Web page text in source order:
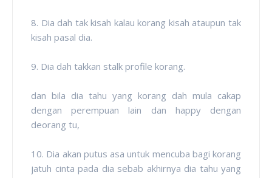
8. Dia dah tak kisah kalau korang kisah ataupun tak
kisah pasal dia.
9. Dia dah takkan stalk profile korang.
dan bila dia tahu yang korang dah mula cakap
dengan perempuan lain dan happy dengan
deorang tu,
10. Dia akan putus asa untuk mencuba bagi korang
jatuh cinta pada dia sebab akhirnya dia tahu yang